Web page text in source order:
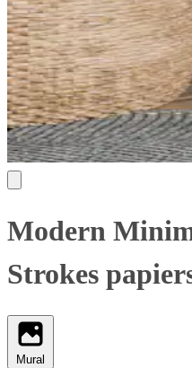
Modern
Strokes
Mural